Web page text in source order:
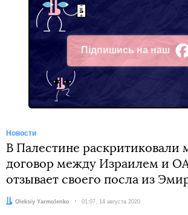
Підпишись на наш
Facebook
Новости
В Палестине раскритиковали
договор между Израилем и
отзывает своего посла из
Автор:
Oleksiy Yarmolenko Дата:
01:07, 14 августа 2020